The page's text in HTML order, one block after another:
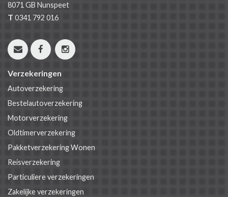
8071 GB Nunspeet
T 0341 792 016
Verzekeringen
Autoverzekering
Bestelautoverzekering
Motorverzekering
Oldtimerverzekering
Pakketverzekering Wonen
Reisverzekering
Particuliere verzekeringen
Zakelijke verzekeringen